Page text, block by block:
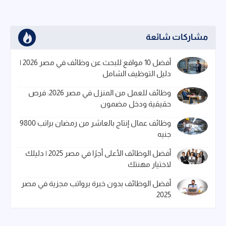
مشاركات شائعة
أفضل 10 مواقع للبحث عن وظائف في مصر 2026 |
دليل التوظيف الشامل
وظائف للعمل من المنزل في مصر 2026: فرص
حقيقية ودخل مضمون
وظائف عمال إنتاج بالعاشر من رمضان براتب 9800
جنيه
أفضل الوظائف الأعلى أجرًا في مصر 2025 | دليلك
لاختيار مهنتك
أفضل الوظائف بدون خبرة برواتب مجزية في مصر
2025